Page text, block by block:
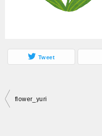
Tweet
投
flower_yuri